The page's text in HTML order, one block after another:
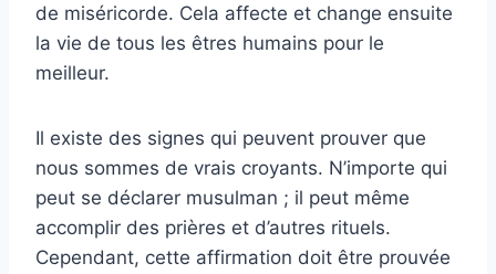
de miséricorde. Cela affecte et change ensuite
la vie de tous les êtres humains pour le
meilleur.
Il existe des signes qui peuvent prouver que
nous sommes de vrais croyants. N’importe qui
peut se déclarer musulman ; il peut même
accomplir des prières et d’autres rituels.
Cependant, cette affirmation doit être prouvée